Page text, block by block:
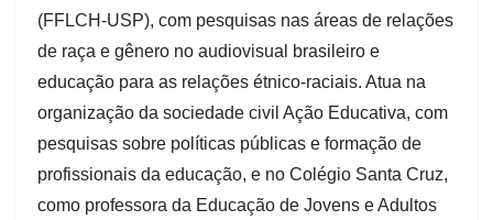
(FFLCH-USP), com pesquisas nas áreas de relações
de raça e gênero no audiovisual brasileiro e
educação para as relações étnico-raciais. Atua na
organização da sociedade civil Ação Educativa, com
pesquisas sobre políticas públicas e formação de
profissionais da educação, e no Colégio Santa Cruz,
como professora da Educação de Jovens e Adultos